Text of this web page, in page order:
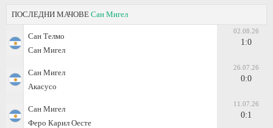
ПОСЛЕДНИ МАЧОВЕ Сан Мигел
Сан Телмо
Сан Мигел
02.08.26
1:0
Сан Мигел
Акасусо
26.07.26
0:0
Сан Мигел
Феро Карил Оесте
11.07.26
0:1